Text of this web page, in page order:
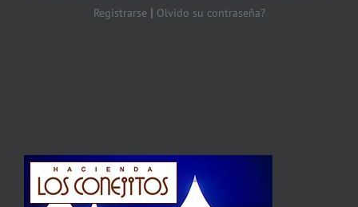
Registrarse| Olvido su contraseña?